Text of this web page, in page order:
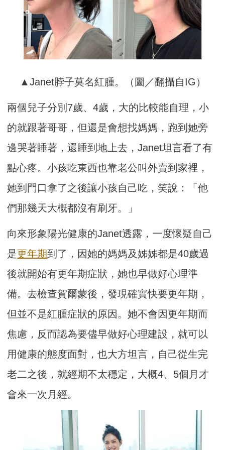
▲Janet脖子莫名紅腫。（圖／翻攝自IG）
兩個兒子分別7歲、4歲，大的比較能自理，小
的就跟著哥哥，但還是會想找媽媽，跑到她旁
邊哭著睡著，還睡到地上去，Janet坦言看了有
點心疼。小孩吃東西也靠老公叫外賣到家裡，
她到門口拿了之後讓小孩自己吃，笑說：「他
們那幾天大概都沒有刷牙。」
向來形象陽光健康的Janet透露，一度懷疑自己
是更年期到了，因她的媽媽及姊姊都是40歲過
後就開始有更年期症狀，她也早做好心理準
備。去檢查賀爾蒙後，發現確實快要更年期，
但並不是紅腫症狀的原因。她不會因更年期而
焦慮，反而認為要儘早做好心理建設，就可以
用健康的態度面對，也大方坦言，自己從生完
老二之後，就經期不太穩定，大概4、5個月才
會來一次月經。